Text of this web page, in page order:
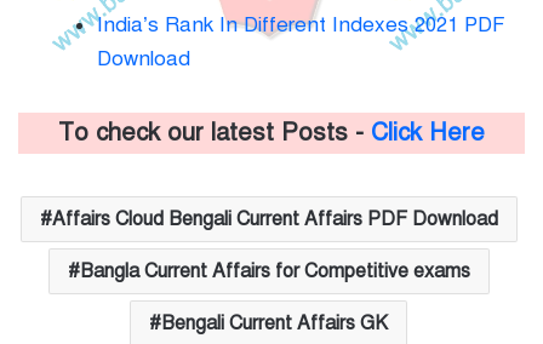
India’s Rank In Different Indexes 2021 PDF
Download
To check our latest Posts - Click Here
Affairs Cloud Bengali Current Affairs PDF Download
Bangla Current Affairs for Competitive exams
Bengali Current Affairs GK